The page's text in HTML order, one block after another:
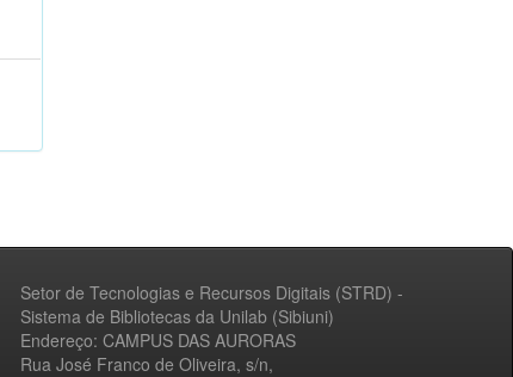
Setor de Tecnologias e Recursos Digitais (STRD) -
Sistema de Bibliotecas da Unilab (Sibiuni)
Endereço: CAMPUS DAS AURORAS
Rua José Franco de Oliveira, s/n,